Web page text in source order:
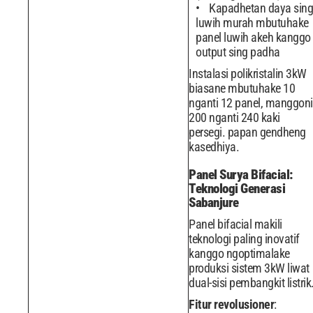
Kapadhetan daya sing
luwih murah mbutuhake
panel luwih akeh kanggo
output sing padha
Instalasi polikristalin 3kW
biasane mbutuhake 10
nganti 12 panel, manggoni
200 nganti 240 kaki
persegi. papan gendheng
kasedhiya.
Panel Surya Bifacial:
Teknologi Generasi
Sabanjure
Panel bifacial makili
teknologi paling inovatif
kanggo ngoptimalake
produksi sistem 3kW liwat
dual-sisi pembangkit
Fitur revolusioner: